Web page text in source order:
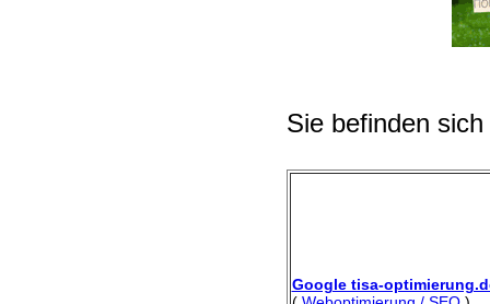
Sie befinden
Google tisa-